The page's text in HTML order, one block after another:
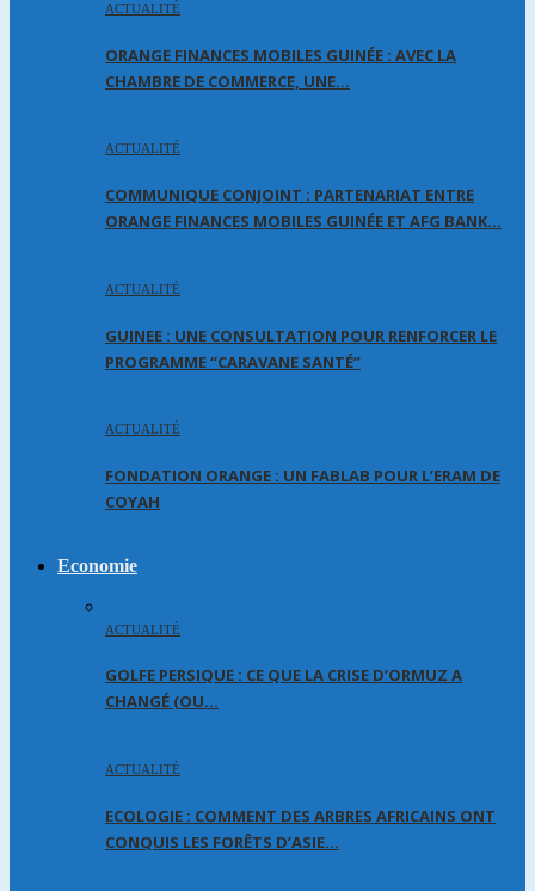
ACTUALITÉ
ORANGE FINANCES MOBILES GUINÉE : AVEC LA
CHAMBRE DE COMMERCE, UNE…
ACTUALITÉ
COMMUNIQUE CONJOINT : PARTENARIAT ENTRE
ORANGE FINANCES MOBILES GUINÉE ET AFG BANK…
ACTUALITÉ
GUINEE : UNE CONSULTATION POUR RENFORCER LE
PROGRAMME “CARAVANE SANTÉ”
ACTUALITÉ
FONDATION ORANGE : UN FABLAB POUR L’ERAM DE
COYAH
Economie
ACTUALITÉ
GOLFE PERSIQUE : CE QUE LA CRISE D’ORMUZ A
CHANGÉ (OU…
ACTUALITÉ
ECOLOGIE : COMMENT DES ARBRES AFRICAINS ONT
CONQUIS LES FORÊTS D’ASIE…